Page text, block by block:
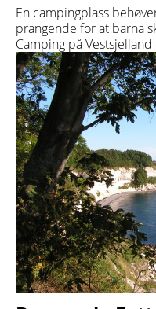
En campingplass
prangende for at barna
Camping på